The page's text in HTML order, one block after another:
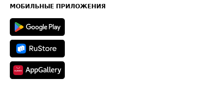
Техническая информация
МОБИЛЬНЫЕ ПРИЛОЖЕНИЯ